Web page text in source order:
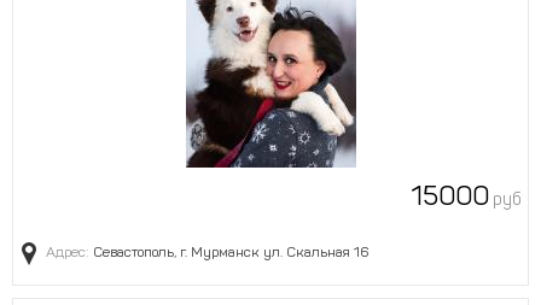
15000 руб
Адрес: Севастополь, г. Мурманск ул. Скальная 16